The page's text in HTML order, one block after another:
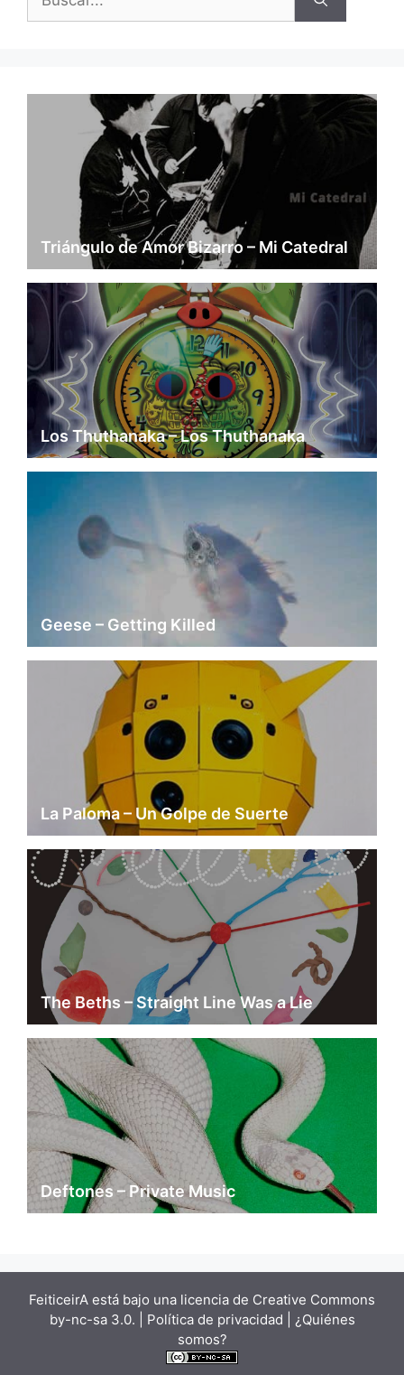
Triángulo de Amor Bizarro – Mi Catedral
Los Thuthanaka – Los Thuthanaka
Geese – Getting Killed
La Paloma – Un Golpe de Suerte
The Beths – Straight Line Was a Lie
Deftones – Private Music
FeiticeirA está bajo una licencia de Creative Commons
by-nc-sa 3.0. | Política de privacidad | ¿Quiénes
somos?